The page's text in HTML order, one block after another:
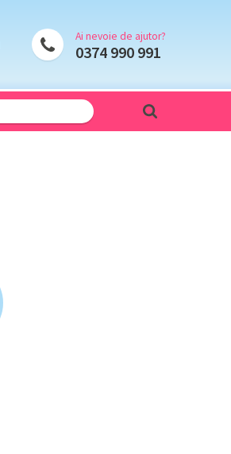
Ai nevoie de ajutor?
0374 990 991